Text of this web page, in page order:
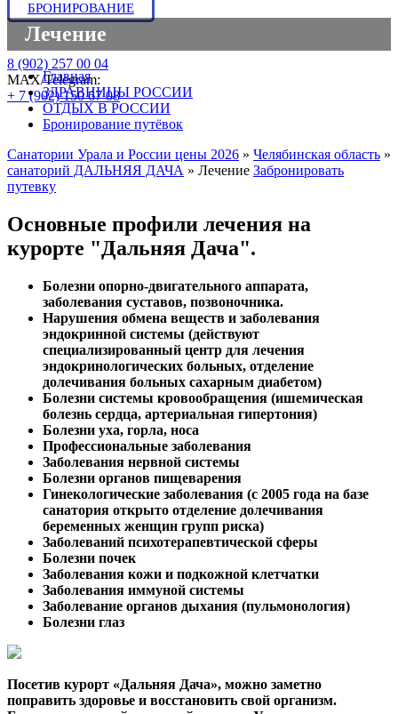
БРОНИРОВАНИЕ
8 (902) 257 00 04
МАХ/Telegram:
+ 7 (902) 150 67 08
Лечение
Главная
ЗДРАВНИЦЫ РОССИИ
ОТДЫХ В РОССИИ
Бронирование путёвок
Санатории Урала и России цены 2026 » Челябинская область »
санаторий ДАЛЬНЯЯ ДАЧА » Лечение Забронировать
путевку
Основные профили лечения на
курорте "Дальняя Дача".
Болезни опорно-двигательного аппарата,
заболевания суставов, позвоночника.
Нарушения обмена веществ и заболевания
эндокринной системы (действуют
специализированный центр для лечения
эндокринологических больных, отделение
долечивания больных сахарным диабетом)
Болезни системы кровообращения (ишемическая
болезнь сердца, артериальная гипертония)
Болезни уха, горла, носа
Профессиональные заболевания
Заболевания нервной системы
Болезни органов пищеварения
Гинекологические заболевания (с 2005 года на базе
санатория открыто отделение долечивания
беременных женщин групп риска)
Заболеваний психотерапевтической сферы
Болезни почек
Заболевания кожи и подкожной клетчатки
Заболевания иммуной системы
Заболевание органов дыхания (пульмонология)
Болезни глаз
Посетив курорт «Дальняя Дача», можно заметно
поправить здоровье и восстановить свой организм.